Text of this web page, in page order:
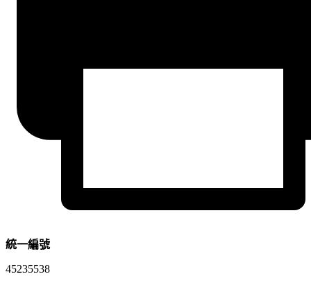
統一編號
45235538